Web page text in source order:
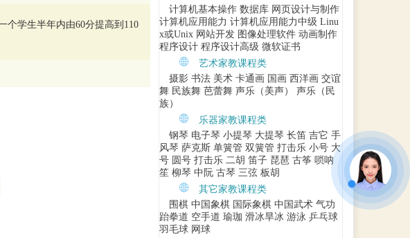
个学生半年内由60分提高到110
计算机基本操作 数据库 网页设计与制作
计算机应用能力 计算机应用能力中级 Linu
x或Unix 网站开发 图像处理软件 动画制作
程序设计 程序设计高级 微软证书
艺术家教课程类
摄影 书法 美术 卡通画 国画 西洋画 交谊
舞 民族舞 芭蕾舞 声乐（美声）
声乐（民
族）
乐器家教课程类
钢琴 电子琴 小提琴 大提琴 长笛 吉它 手
风琴 萨克斯 单簧管 双簧管 打击乐 小号 大
号 圆号 打击乐 二胡 笛子 琵琶 古筝 唢呐
笙 柳琴 中阮 古琴 三弦 板胡
其它家教课程类
围棋 中国象棋 国际象棋 中国武术 气功
跆拳道 空手道 瑜珈 滑冰旱冰 游泳 乒乓球
羽毛球 网球